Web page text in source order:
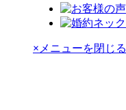
× メニューを閉じる